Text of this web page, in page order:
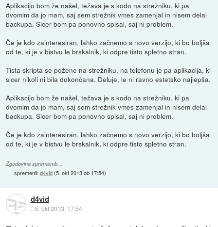
Aplikacijo bom že našel, težava je s kodo na strežniku, ki pa
dvomim da jo mam, saj sem strežnik vmes zamenjal in nisem delal
backupa. Sicer bom pa ponovno spisal, saj ni problem.
Če je kdo zainteresiran, lahko začnemo s novo verzijo, ki bo boljša
od te, ki je v bistvu le brskalnik, ki odpre tisto spletno stran.
Tista skripta se požene na strežniku, na telefonu je pa aplikacija, ki
sicer nikoli ni bila dokončana. Deluje, le ni ravno estetsko najlepša.
Aplikacijo bom že našel, težava je s kodo na strežniku, ki pa
dvomim da jo mam, saj sem strežnik vmes zamenjal in nisem delal
backupa. Sicer bom pa ponovno spisal, saj ni problem.
Če je kdo zainteresiran, lahko začnemo s novo verzijo, ki bo boljša
od te, ki je v bistvu le brskalnik, ki odpre tisto spletno stran.
Zgodovina sprememb…
spremenil:d4vid(5. okt 2013 ob 17:54)
d4vid
::5. okt 2013, 17:54